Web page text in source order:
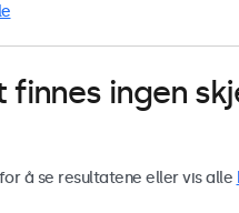
finnes ingen
å se resultatene eller vis alle